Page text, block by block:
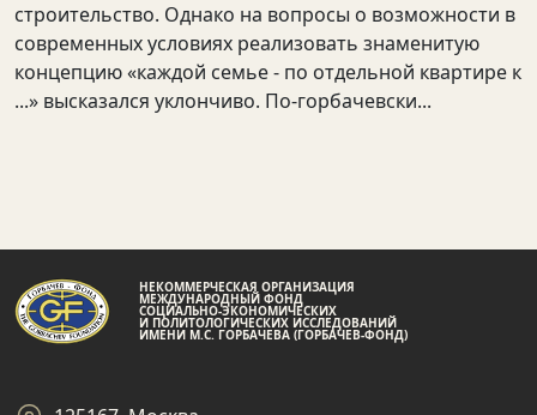
строительство. Однако на вопросы о возможности в
современных условиях реализовать знаменитую
концепцию «каждой семье - по отдельной квартире к
...» высказался уклончиво. По-горбачевски...
НЕКОММЕРЧЕСКАЯ ОРГАНИЗАЦИЯ
МЕЖДУНАРОДНЫЙ ФОНД
СОЦИАЛЬНО-ЭКОНОМИЧЕСКИХ
И ПОЛИТОЛОГИЧЕСКИХ ИССЛЕДОВАНИЙ
ИМЕНИ М.С. ГОРБАЧЕВА (ГОРБАЧЕВ-ФОНД)